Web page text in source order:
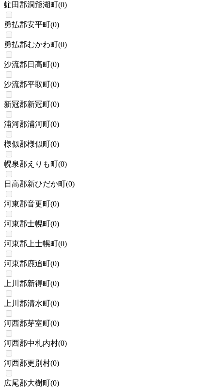
虻田郡洞爺湖町(0)
勇払郡安平町(0)
勇払郡むかわ町(0)
沙流郡日高町(0)
沙流郡平取町(0)
新冠郡新冠町(0)
浦河郡浦河町(0)
様似郡様似町(0)
幌泉郡えりも町(0)
日高郡新ひだか町(0)
河東郡音更町(0)
河東郡士幌町(0)
河東郡上士幌町(0)
河東郡鹿追町(0)
上川郡新得町(0)
上川郡清水町(0)
河西郡芽室町(0)
河西郡中札内村(0)
河西郡更別村(0)
広尾郡大樹町(0)